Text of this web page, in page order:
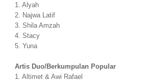
1. Alyah
2. Najwa Latif
3. Shila Amzah
4. Stacy
5. Yuna
Artis Duo/Berkumpulan Popular
1. Altimet & Awi Rafael